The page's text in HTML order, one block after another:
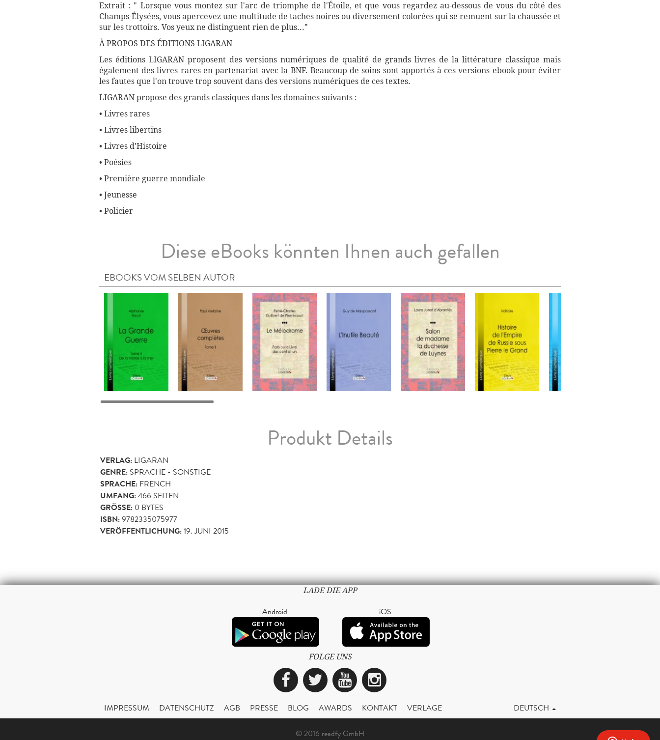
Extrait : " Lorsque vous montez sur l'arc de triomphe de l'Étoile, et que vous regardez au-dessous de vous du côté des
Champs-Élysées, vous apercevez une multitude de taches noires ou diversement colorées qui se remuent sur la chaussée et
sur les trottoirs. Vos yeux ne distinguent rien de plus..."
À PROPOS DES ÉDITIONS LIGARAN
Les éditions LIGARAN proposent des versions numériques de qualité de grands livres de la littérature classique mais
également des livres rares en partenariat avec la BNF. Beaucoup de soins sont apportés à ces versions ebook pour éviter
les fautes que l'on trouve trop souvent dans des versions numériques de ces textes.
LIGARAN propose des grands classiques dans les domaines suivants :
• Livres rares
• Livres libertins
• Livres d'Histoire
• Poésies
• Première guerre mondiale
• Jeunesse
• Policier
Diese eBooks könnten Ihnen auch gefallen
EBOOKS VOM SELBEN AUTOR
Produkt Details
VERLAG: LIGARAN
GENRE: SPRACHE - SONSTIGE
SPRACHE: FRENCH
UMFANG:466 SEITEN
GRÖSSE: 0 BYTES
ISBN:9782335075977
VERÖFFENTLICHUNG:19. JUNI 2015
LADE DIE APP
Android iOS
FOLGE UNS
Facebook
TwitterYouTubeInstagram
IMPRESSUM DATENSCHUTZ AGB PRESSE BLOG AWARDS KONTAKT VERLAGE DEUTSCH
© 2016 readfy GmbH